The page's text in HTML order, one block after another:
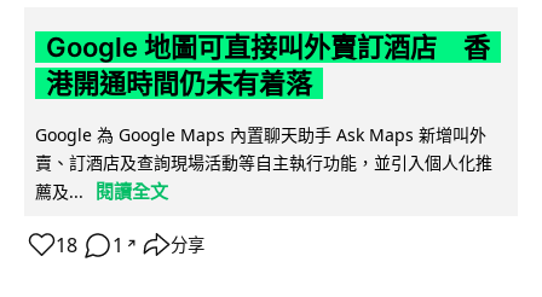
Google 地圖可直接叫外賣訂酒店 香
港開通時間仍未有着落
Google 為 Google Maps 內置聊天助手 Ask Maps 新增叫外
賣、訂酒店及查詢現場活動等自主執行功能，並引入個人化推
薦及...
閱讀全文
18 1 ↗ 分享